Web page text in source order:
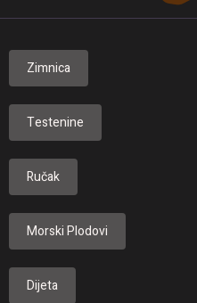
Zimnica
Testenine
Ručak
Morski Plodovi
Dijeta